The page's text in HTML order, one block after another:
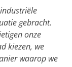
gebracht.
onze
kiezen, we
waarop we